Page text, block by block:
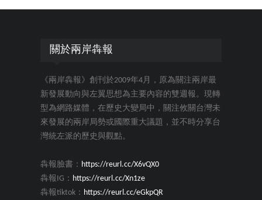
關於兩岸犇報
《兩岸犇報》創刊於2009年4月，原為關注兩岸最
新發展動向與左翼思想為主要內容的雙週報。現轉
型為網路媒體，在歷史大變局中，關注攸關台灣未
來發展的兩岸局勢或國際重大議題，並不時分享台
灣統左派的歷史與觀點。
犇報臉書： https://reurl.cc/X6vQX0
犇報IG： https://reurl.cc/Xn1ze
犇報tiktok： https://reurl.cc/eGkpQR